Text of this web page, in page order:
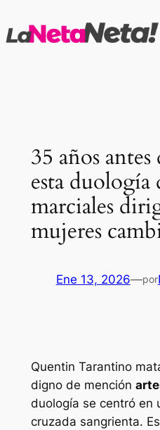
al
35 años
esta duología
marciales
mujeres
Ene 13, 2026—por
Quentin Tarantino
digno de mención
duología se centró en
cruzada sangrienta.